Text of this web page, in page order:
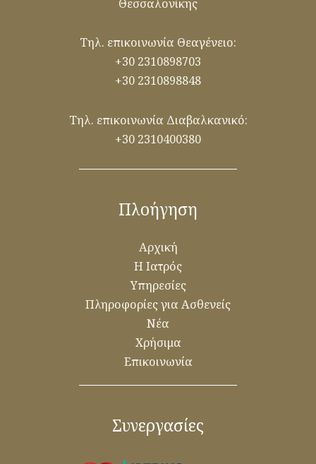
Τηλ. επικοινωνία Θεαγένειο:
+30 2310898703
+30 2310898848
Τηλ. επικοινωνία Διαβαλκανικό:
+30 2310400380
Πλοήγηση
Αρχική
Η Ιατρός
Υπηρεσίες
Πληροφορίες για Ασθενείς
Νέα
Χρήσιμα
Επικοινωνία
Συνεργασίες